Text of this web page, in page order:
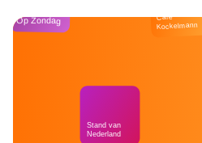
Op Zondag
Stand van
Nederland
Café
Kockelmann